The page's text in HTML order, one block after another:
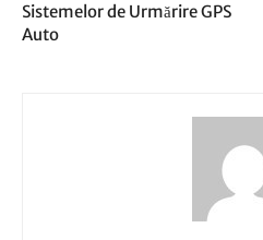
Sistemelor de Urmărire GPS
Auto